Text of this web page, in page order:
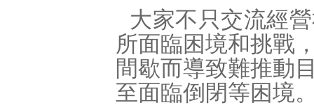
大家不只交流經
所面臨困境和挑戰
間歇而導致難推動
至面臨倒閉等困境